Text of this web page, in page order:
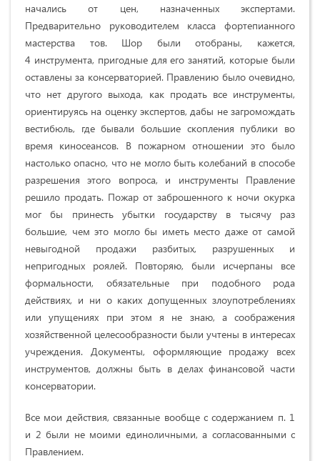
начались от цен, назначенных экспертами.
Предварительно руководителем класса фортепианного
мастерства тов. Шор были отобраны, кажется,
4 инструмента, пригодные для его занятий, которые были
оставлены за консерваторией. Правлению было очевидно,
что нет другого выхода, как продать все инструменты,
ориентируясь на оценку экспертов, дабы не загромождать
вестибюль, где бывали большие скопления публики во
время киносеансов. В пожарном отношении это было
настолько опасно, что не могло быть колебаний в способе
разрешения этого вопроса, и инструменты Правление
решило продать. Пожар от заброшенного к ночи окурка
мог бы принесть убытки государству в тысячу раз
большие, чем это могло бы иметь место даже от самой
невыгодной продажи разбитых, разрушенных и
непригодных роялей. Повторяю, были исчерпаны все
формальности, обязательные при подобного рода
действиях, и ни о каких допущенных злоупотреблениях
или упущениях при этом я не знаю, а соображения
хозяйственной целесообразности были учтены в интересах
учреждения. Документы, оформляющие продажу всех
инструментов, должны быть в делах финансовой части
консерватории.
Все мои действия, связанные вообще с содержанием п. 1
и 2 были не моими единоличными, а согласованными с
Правлением.